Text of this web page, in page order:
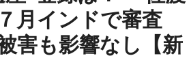
月インドで審査
害も影響なし【新